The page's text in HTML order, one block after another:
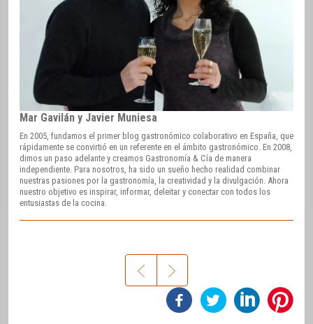
Mar Gavilán y Javier Muniesa
En 2005, fundamos el primer blog gastronómico colaborativo en España, que
rápidamente se convirtió en un referente en el ámbito gastronómico. En 2008,
dimos un paso adelante y creamos Gastronomía & Cía de manera
independiente. Para nosotros, ha sido un sueño hecho realidad combinar
nuestras pasiones por la gastronomía, la creatividad y la divulgación. Ahora
nuestro objetivo es inspirar, informar, deleitar y conectar con todos los
entusiastas de la cocina.